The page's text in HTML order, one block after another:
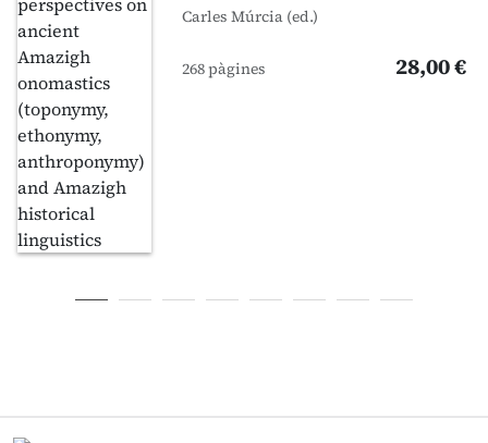
Carles Múrcia (ed.)
268 pàgines 28,00 €